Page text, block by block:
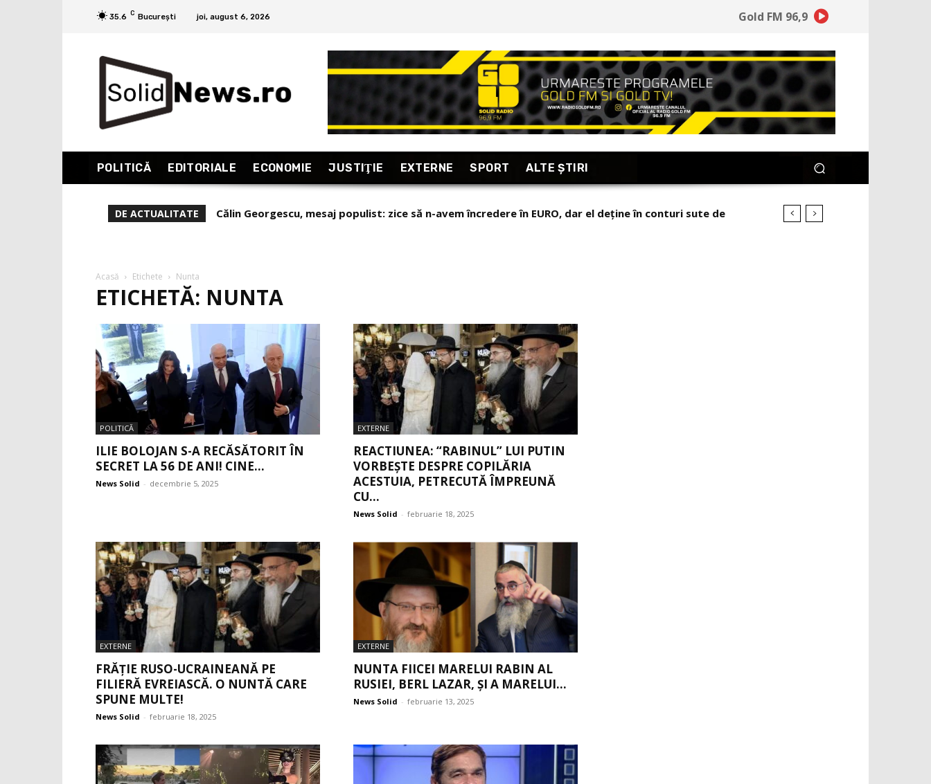
35.6 C București joi, august 6, 2026 Gold FM 96,9
POLITICĂ EDITORIALE ECONOMIE JUSTIŢIE EXTERNE SPORT ALTE ŞTIRI
DE ACTUALITATE
Călin Georgescu, mesaj populist: zice să n-avem încredere în EURO, dar el deține în conturi sute de
Cum au organizat Emiratele Arabe Unite un întreg război pentru a pune mâna pe mai mult aur
Acasă Etichete Nunta
ETICHETĂ: NUNTA
POLITICĂ
ILIE BOLOJAN S-A RECĂSĂTORIT ÎN
SECRET LA 56 DE ANI! CINE...
News Solid - decembrie 5, 2025
EXTERNE
REACTIUNEA: “RABINUL” LUI PUTIN
VORBEȘTE DESPRE COPILĂRIA
ACESTUIA, PETRECUTĂ ÎMPREUNĂ
CU...
News Solid - februarie 18, 2025
EXTERNE
FRĂȚIE RUSO-UCRAINEANĂ PE
FILIERĂ EVREIASCĂ. O NUNTĂ CARE
SPUNE MULTE!
News Solid - februarie 18, 2025
EXTERNE
NUNTA FIICEI MARELUI RABIN AL
RUSIEI, BERL LAZAR, ȘI A MARELUI...
News Solid - februarie 13, 2025